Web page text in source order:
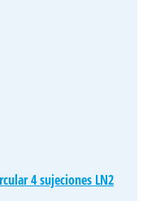
4 sujeciones LN2